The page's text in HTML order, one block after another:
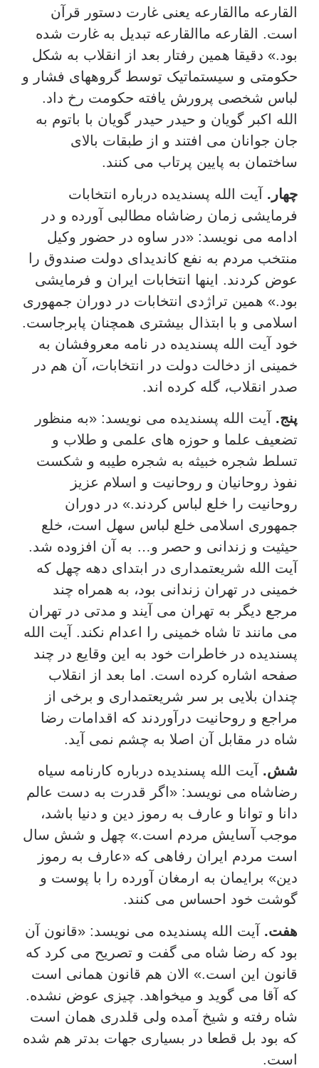
القارعه ماالقارعه یعنی غارت دستور قرآن
است. القارعه ماالقارعه تبدیل به غارت شده
بود.» دقیقا همین رفتار بعد از انقلاب به شکل
حکومتی و سیستماتیک توسط گروههای فشار و
لباس شخصی پرورش یافته حکومت رخ داد.
الله اکبر گویان و حیدر حیدر گویان با باتوم به
جان جوانان می افتند و از طبقات بالای
ساختمان به پایین پرتاب می کنند.
چهار. آیت الله پسندیده درباره انتخابات
فرمایشی زمان رضاشاه مطالبی آورده و در
ادامه می نویسد: «در ساوه در حضور وکیل
منتخب مردم به نفع کاندیدای دولت صندوق را
عوض کردند. اینها انتخابات ایران و فرمایشی
بود.» همین تراژدی انتخابات در دوران جمهوری
اسلامی و با ابتذال بیشتری همچنان پابرجاست.
خود آیت الله پسندیده در نامه معروفشان به
خمینی از دخالت دولت در انتخابات، آن هم در
صدر انقلاب، گله کرده اند.
پنج. آیت الله پسندیده می نویسد: «به منظور
تضعیف علما و حوزه های علمی و طلاب و
تسلط شجره خبیثه به شجره طیبه و شکست
نفوذ روحانیان و روحانیت و اسلام عزیز
روحانیت را خلع لباس کردند.» در دوران
جمهوری اسلامی خلع لباس سهل است، خلع
حیثیت و زندانی و حصر و…‌ به آن افزوده شد.
آیت الله شریعتمداری در ابتدای دهه چهل که
خمینی در تهران زندانی بود، به همراه چند
مرجع دیگر به تهران می آیند و مدتی در تهران
می مانند تا شاه خمینی را اعدام نکند. آیت الله
پسندیده در خاطرات خود به این وقایع در چند
صفحه اشاره کرده است. اما بعد از انقلاب
چندان بلایی بر سر شریعتمداری و برخی از
مراجع و روحانیت درآوردند که اقدامات رضا
شاه در مقابل آن اصلا به چشم نمی آید.
شش. آیت الله پسندیده درباره کارنامه سیاه
رضاشاه می نویسد: «اگر قدرت به دست عالم
دانا و توانا و عارف به رموز دین و دنیا باشد،
موجب آسایش مردم است.» چهل و شش سال
است مردم ایران رفاهی که «عارف به رموز
دین» برایمان به ارمغان آورده را با پوست و
گوشت خود احساس می کنند.
هفت. آیت الله پسندیده می نویسد: «قانون آن
بود که رضا شاه می گفت و تصریح می کرد که
قانون این است.» الان هم قانون همانی است
که آقا می گوید و میخواهد. چیزی عوض نشده.
شاه رفته و شیخ آمده ولی قلدری همان است
که بود بل قطعا در بسیاری جهات بدتر هم شده
است.